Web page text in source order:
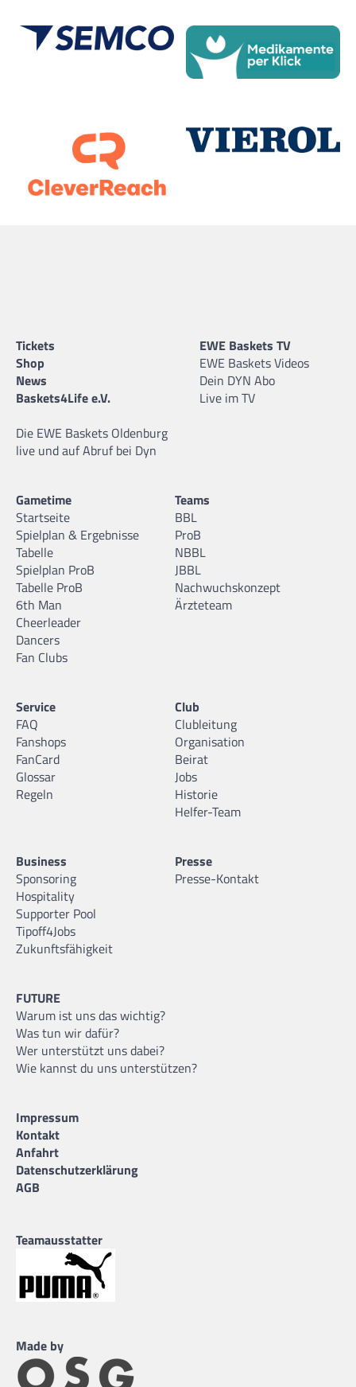
Tickets
Shop
News
Baskets4Life e.V.
Die EWE Baskets Oldenburg
live und auf Abruf bei Dyn
EWE Baskets TV
EWE Baskets Videos
Dein DYN Abo
Live im TV
Gametime
Startseite
Spielplan & Ergebnisse
Tabelle
Spielplan ProB
Tabelle ProB
6th Man
Cheerleader
Dancers
Fan Clubs
Teams
BBL
ProB
NBBL
JBBL
Nachwuchskonzept
Ärzteteam
Service
FAQ
Fanshops
FanCard
Glossar
Regeln
Club
Clubleitung
Organisation
Beirat
Jobs
Historie
Helfer-Team
Business
Sponsoring
Hospitality
Supporter Pool
Tipoff4Jobs
Zukunftsfähigkeit
Presse
Presse-Kontakt
FUTURE
Warum ist uns das wichtig?
Was tun wir dafür?
Wer unterstützt uns dabei?
Wie kannst du uns unterstützen?
Impressum
Kontakt
Anfahrt
Datenschutzerklärung
AGB
Teamausstatter
Made by